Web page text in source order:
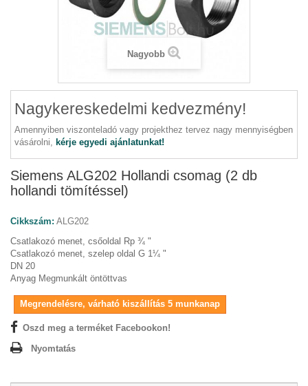
Nagyobb
Nagykereskedelmi kedvezmény!
Amennyiben viszonteladó vagy projekthez tervez nagy mennyiségben
vásárolni, kérje egyedi ajánlatunkat!
Siemens ALG202 Hollandi csomag (2 db
hollandi tömítéssel)
Cikkszám: ALG202
Csatlakozó menet, csőoldal Rp ¾ "
Csatlakozó menet, szelep oldal G 1¼ "
DN 20
Anyag Megmunkált öntöttvas
Megrendelésre, várható kiszállítás 5 munkanap
Oszd meg a terméket Facebookon!
Nyomtatás